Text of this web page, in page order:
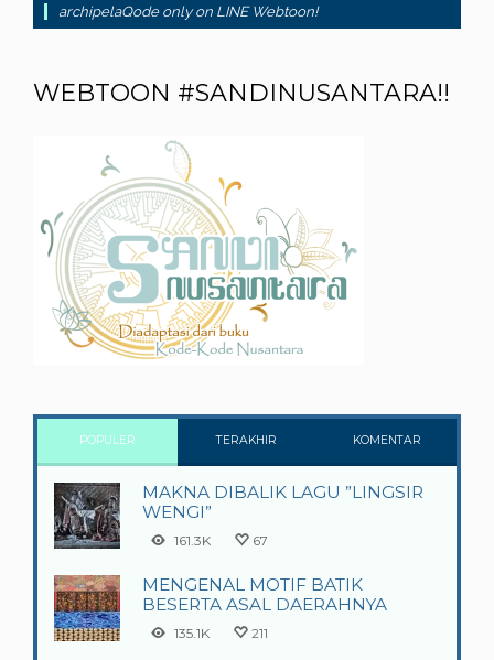
archipelaQode only on LINE Webtoon!
WEBTOON #SANDINUSANTARA!!
POPULER TERAKHIR KOMENTAR
MAKNA DIBALIK LAGU ”LINGSIR
WENGI”
161.3K 67
MENGENAL MOTIF BATIK
BESERTA ASAL DAERAHNYA
135.1K 211